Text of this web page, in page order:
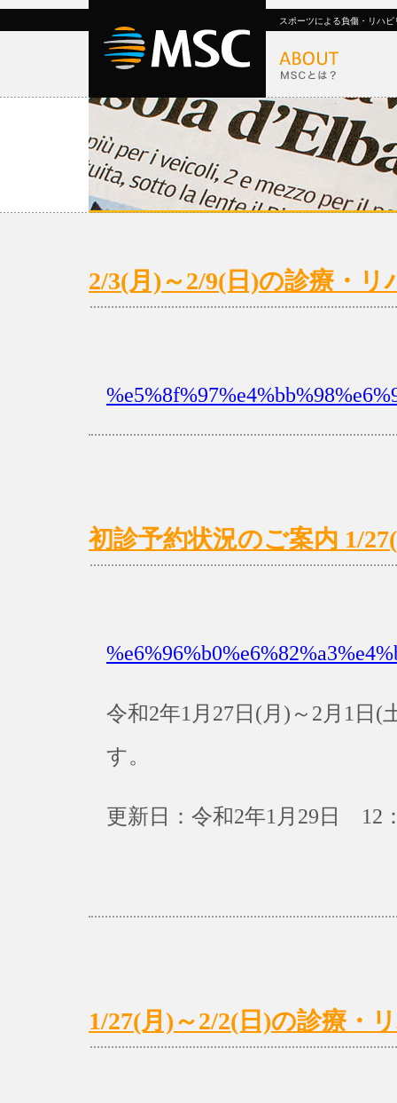
スポーツによる負傷・リハ
2/3(月)～2/9(日)の診療・
初診予約状況のご案内 1/
令和2年1月27日(月)～2月1日
す。
更新日：令和2年1月29日 12
1/27(月)～2/2(日)の診療・